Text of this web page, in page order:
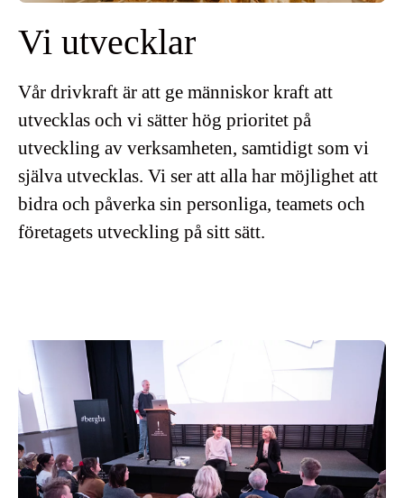
Vi utvecklar
Vår drivkraft är att ge människor kraft att
utvecklas och vi sätter hög prioritet på
utveckling av verksamheten, samtidigt som vi
själva utvecklas. Vi ser att alla har möjlighet att
bidra och påverka sin personliga, teamets och
företagets utveckling på sitt sätt.